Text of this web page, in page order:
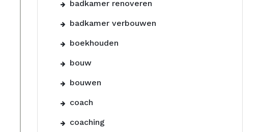
badkamer renoveren
badkamer verbouwen
boekhouden
bouw
bouwen
coach
coaching